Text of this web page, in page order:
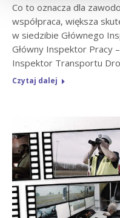
Co to oznacza dla
współpraca, większa
w siedzibie Głównego
Główny Inspektor Pracy
Inspektor Transportu
Czytaj dalej